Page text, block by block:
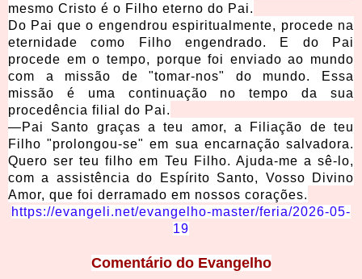
mesmo Cristo é o Filho eterno do Pai.
Do Pai que o engendrou espiritualmente, procede na
eternidade como Filho engendrado. E do Pai
procede em o tempo, porque foi enviado ao mundo
com a missão de "tomar-nos" do mundo. Essa
missão é uma continuação no tempo da sua
procedência filial do Pai.
—Pai Santo graças a teu amor, a Filiação de teu
Filho "prolongou-se" em sua encarnação salvadora.
Quero ser teu filho em Teu Filho. Ajuda-me a sê-lo,
com a assistência do Espírito Santo, Vosso Divino
Amor, que foi derramado em nossos corações.
https://evangeli.net/evangelho-master/feria/2026-05-
19
Comentáriodo Evangelho